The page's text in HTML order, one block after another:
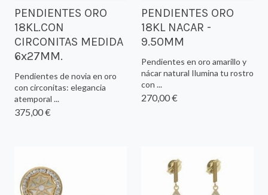
PENDIENTES ORO
18KL.CON
CIRCONITAS MEDIDA
6x27MM.
Pendientes de novia en oro
con circonitas: elegancia
atemporal ...
375,00 €
PENDIENTES ORO
18KL NACAR -
9.50MM
Pendientes en oro amarillo y
nácar natural Ilumina tu rostro
con ...
270,00 €